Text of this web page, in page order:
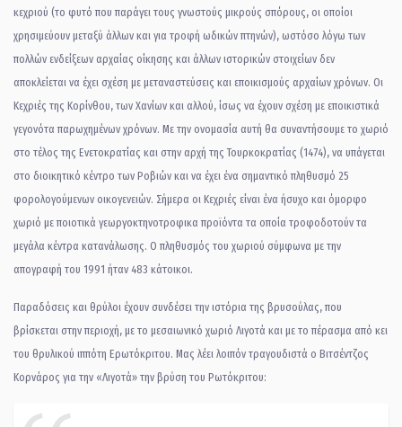
κεχριού (το φυτό που παράγει τους γνωστούς μικρούς σπόρους, οι οποίοι
χρησιμεύουν μεταξύ άλλων και για τροφή ωδικών πτηνών), ωστόσο λόγω των
πολλών ενδείξεων αρχαίας οίκησης και άλλων ιστορικών στοιχείων δεν
αποκλείεται να έχει σχέση με μεταναστεύσεις και εποικισμούς αρχαίων χρόνων. Οι
Κεχριές της Κορίνθου, των Χανίων και αλλού, ίσως να έχουν σχέση με εποικιστικά
γεγονότα παρωχημένων χρόνων. Με την ονομασία αυτή θα συναντήσουμε το χωριό
στο τέλος της Ενετοκρατίας και στην αρχή της Τουρκοκρατίας (1474), να υπάγεται
στο διοικητικό κέντρο των Ροβιών και να έχει ένα σημαντικό πληθυσμό 25
φορολογούμενων οικογενειών. Σήμερα οι Κεχριές είναι ένα ήσυχο και όμορφο
χωριό με ποιοτικά γεωργοκτηνοτροφικα προϊόντα τα οποία τροφοδοτούν τα
μεγάλα κέντρα κατανάλωσης. Ο πληθυσμός του χωριού σύμφωνα με την
απογραφή του 1991 ήταν 483 κάτοικοι.
Παραδόσεις και θρύλοι έχουν συνδέσει την ιστόρια της βρυσούλας, που
βρίσκεται στην περιοχή, με το μεσαιωνικό χωριό Λιγοτά και με το πέρασμα από κει
του θρυλικού ιππότη Ερωτόκριτου. Μας λέει λοιπόν τραγουδιστά ο Βιτσέντζος
Κορνάρος για την «Λιγοτά» την βρύση του Ρωτόκριτου: